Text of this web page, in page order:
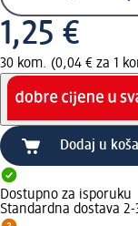
1,25 €
30 kom. (0,04 € za 1
Dodaj u
Dostupno za isporuku
Standardna dostava